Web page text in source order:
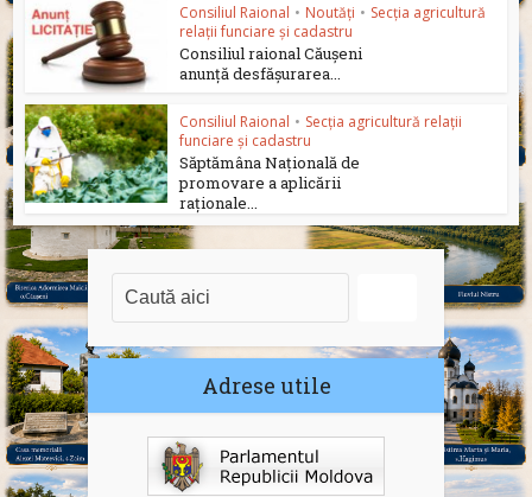
Consiliul Raional • Noutăți • Secția agricultură
relații funciare și cadastru
Consiliul raional Căușeni
anunță desfășurarea...
Consiliul Raional • Secția agricultură relații
funciare și cadastru
Săptămâna Națională de
promovare a aplicării
raționale...
Adrese utile